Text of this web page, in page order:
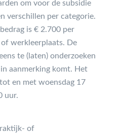
om voor de subsidie
verschillen per categorie.
is € 2.700 per
werkleerplaats. De
te (laten) onderzoeken
aanmerking komt. Het
en met woensdag 17
uur.
of